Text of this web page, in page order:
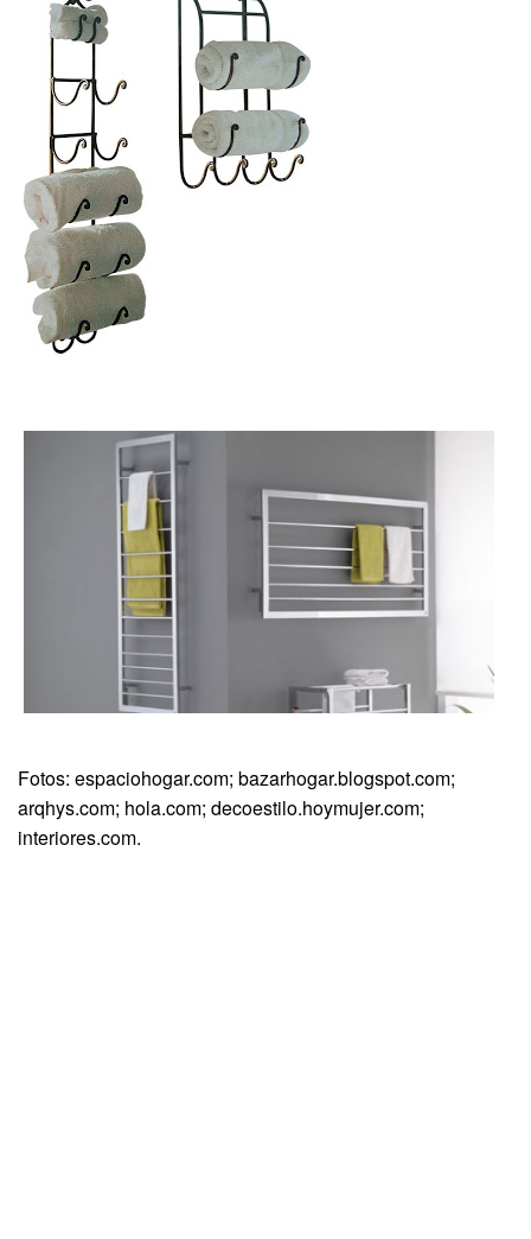
Fotos: espaciohogar.com; bazarhogar.blogspot.com;
arqhys.com; hola.com; decoestilo.hoymujer.com;
interiores.com.